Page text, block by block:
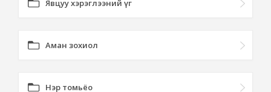
Явцуу хэрэглээний үг
Аман зохиол
Нэр томьёо